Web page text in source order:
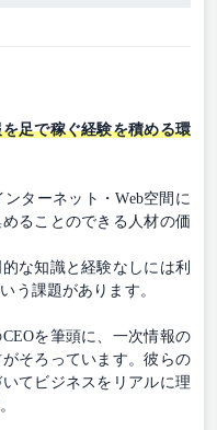
足で稼ぐ経験を積める環
ターネット・Web空間に
ることのできる人材の価
な知識と経験なしには利
う課題があります。
を筆頭に、一次情報の
そろっています。彼らの
てビジネスをリアルに理